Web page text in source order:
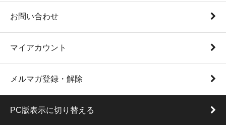
お問い合わせ
マイアカウント
メルマガ登録・解除
PC版表示に切り替える